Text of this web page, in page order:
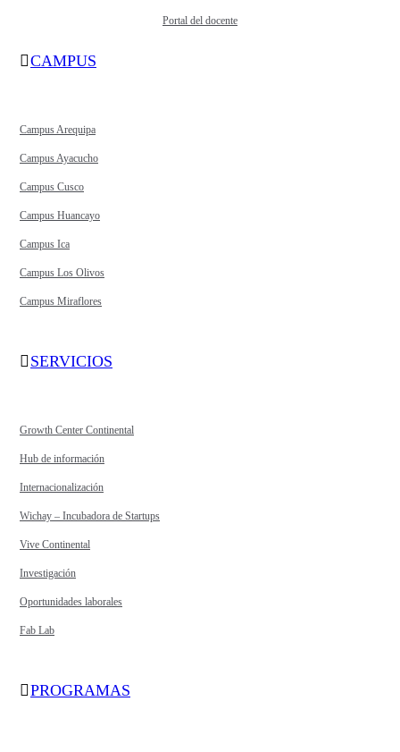
Portal del docente
CAMPUS
Campus Arequipa
Campus Ayacucho
Campus Cusco
Campus Huancayo
Campus Ica
Campus Los Olivos
Campus Miraflores
SERVICIOS
Growth Center Continental
Hub de información
Internacionalización
Wichay – Incubadora de Startups
Vive Continental
Investigación
Oportunidades laborales
Fab Lab
PROGRAMAS